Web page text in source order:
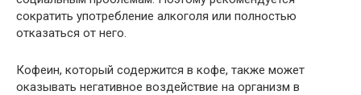
сократить употребление алкоголя или полностью
отказаться от него.
Кофеин, который содержится в кофе, также может
оказывать негативное воздействие на организм в